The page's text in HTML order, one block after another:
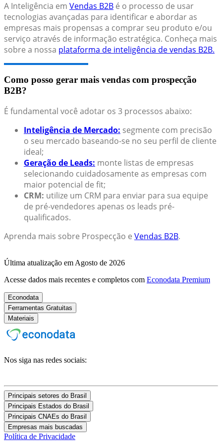
A Inteligência em Vendas B2B é o processo de usar
tecnologias avançadas para identificar e abordar as
empresas mais propensas a comprar seu produto e/ou
serviço através de informação estratégica. Conheça mais
sobre a nossa plataforma de inteligência de vendas B2B.
Como posso gerar mais vendas com prospecção
B2B?
É fundamental você adotar os 3 processos abaixo:
Inteligência de Mercado: segmente com precisão
o seu mercado baseando-se no seu perfil de cliente
ideal;
Geração de Leads: monte listas de empresas
selecionando cuidadosamente as empresas com
maior potencial de fit;
CRM: utilize um CRM para enviar para sua equipe
de pré-vendedores apenas os leads pré-
qualificados.
Aprenda mais sobre Prospecção e Vendas B2B.
Última atualização em Agosto de 2026
Acesse dados mais recentes e completos com Econodata Premium
Econodata
Ferramentas Gratuitas
Materiais
Nos siga nas redes sociais:
Principais setores do Brasil
Principais Estados do Brasil
Principais CNAEs do Brasil
Empresas mais buscadas
Política de Privacidade